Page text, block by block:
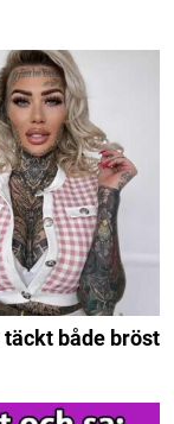
både bröst